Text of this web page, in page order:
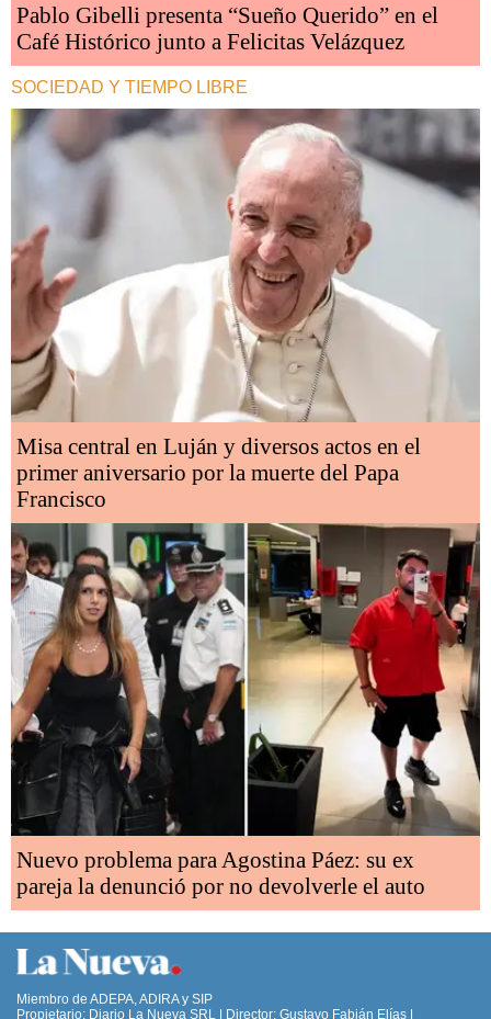
Pablo Gibelli presenta “Sueño Querido” en el
Café Histórico junto a Felicitas Velázquez
SOCIEDAD Y TIEMPO LIBRE
Misa central en Luján y diversos actos en el
primer aniversario por la muerte del Papa
Francisco
Nuevo problema para Agostina Páez: su ex
pareja la denunció por no devolverle el auto
Miembro de ADEPA, ADIRA y SIP
Propietario: Diario La Nueva SRL | Director: Gustavo Fabián Elías |